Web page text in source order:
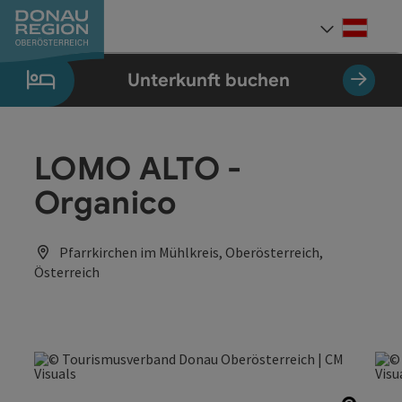
Zum Inhalt
Zur Navigation
Zum Seitenanfang
Zur Kontaktseite
Zum Impressum
Zur Startseite
Unterkunft buchen
LOMO ALTO -
Organico
Pfarrkirchen im Mühlkreis, Oberösterreich,
Österreich